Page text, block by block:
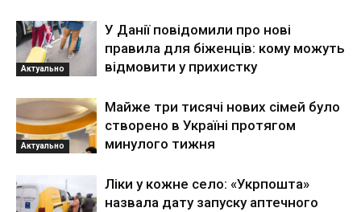
Актуально
У Данії повідомили про нові
правила для біженців: кому можуть
відмовити у прихистку
Актуально
Майже три тисячі нових сімей було
створено в Україні протягом
минулого тижня
Ліки у кожне село: «Укрпошта»
назвала дату запуску аптечного